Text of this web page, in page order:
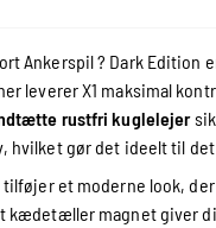
Ankerspil ? Dark
leverer X1 maksimal
rustfri kuglelejer
hvilket gør det ideelt til det
tilføjer et moderne look,
kædetæller magnet giver